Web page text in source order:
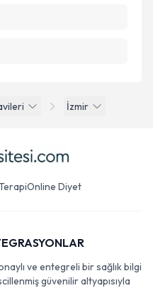
İzmir
Online Diyet
ve entegreli bir sağlık bilgi
güvenilir altyapısıyla